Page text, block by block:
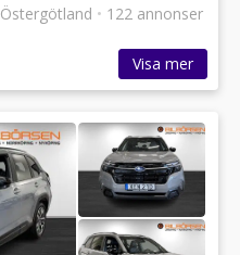
Östergötland • 122 annonser
Visa mer